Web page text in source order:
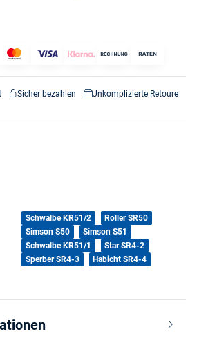
Sicher bezahlen Unkomplizierte Retoure
Schwalbe KR51/2
Roller SR50
Simson S50
Simson S51
Schwalbe KR51/1
Star SR4-2
Sperber SR4-3
Habicht SR4-4